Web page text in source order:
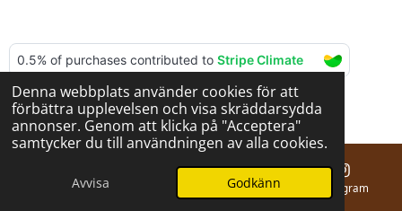
Denna webbplats använder cookies för att
förbättra upplevelsen och visa skräddarsydda
annonser. Genom att klicka på "Acceptera"
samtycker du till användningen av alla cookies.
Avvisa Godkänn
© 2025 - 2026 BERNA hantverk
Drivs avWebador
Karta Instagram